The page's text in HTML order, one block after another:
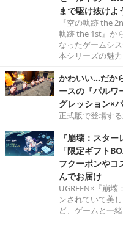
まで駆け抜けよ
『空の軌跡 the
軌跡 the 1st』か
なったゲームシ
本シリーズの魅力
かわいい…だか
ースの『パルワ
グレッション×
正式版で登場す
『崩壊：スタ
「限定ギフト
フクーポンやコ
んでお届け
UGREEN×『崩
ンされていて美
ど、ゲームと一